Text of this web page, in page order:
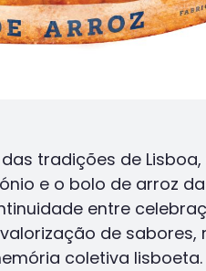
tradições de Lisboa,
e o bolo de arroz
entre
de sabores,
coletiva lisboeta.